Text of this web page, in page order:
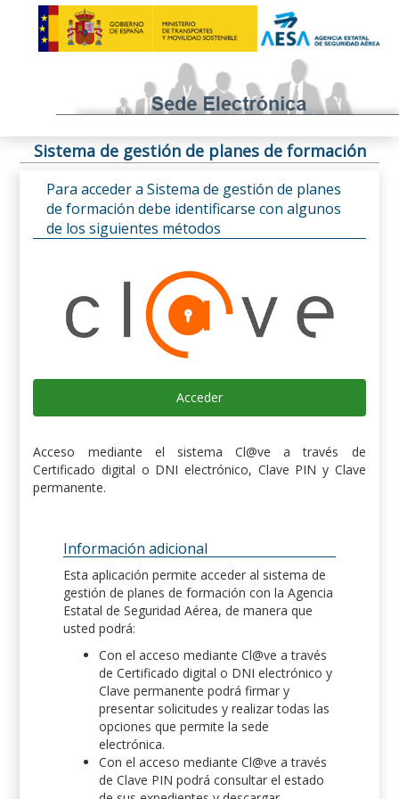
Sistema de gestión de planes de formación
Para acceder a Sistema de gestión de planes
de formación debe identificarse con algunos
de los siguientes métodos
Acceder
Acceso mediante el sistema Cl@ve a través de
Certificado digital o DNI electrónico, Clave PIN y Clave
permanente.
Información adicional
Esta aplicación permite acceder al sistema de
gestión de planes de formación con la Agencia
Estatal de Seguridad Aérea, de manera que
usted podrá:
Con el acceso mediante Cl@ve a través
de Certificado digital o DNI electrónico y
Clave permanente podrá firmar y
presentar solicitudes y realizar todas las
opciones que permite la sede
electrónica.
Con el acceso mediante Cl@ve a través
de Clave PIN podrá consultar el estado